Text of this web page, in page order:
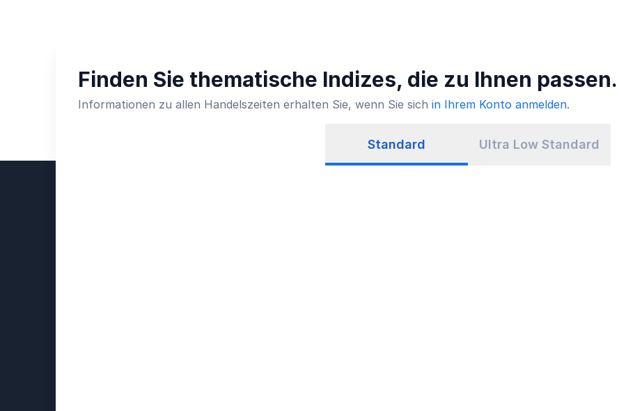
Finden Sie thematische Indizes, die zu Ihnen passen.
Informationen zu allen Handelszeiten erhalten Sie, wenn Sie sich in Ihrem Konto anmelden.
Standard Ultra Low Standard